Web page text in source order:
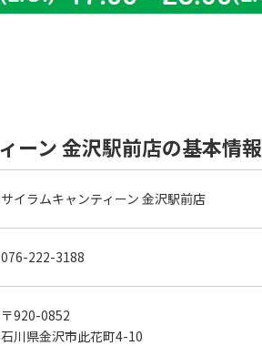
ーン 金沢駅前店の基本情報
サイラムキャンティーン 金沢駅前店
076-222-3188
〒920-0852
石川県金沢市此花町4-10